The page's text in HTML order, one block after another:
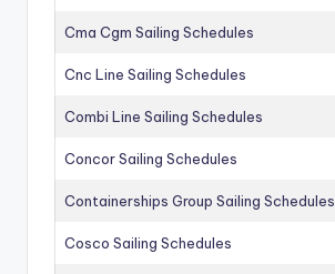
Cma Cgm Sailing Schedules
Cnc Line Sailing Schedules
Combi Line Sailing Schedules
Concor Sailing Schedules
Containerships Group Sailing Schedules
Cosco Sailing Schedules